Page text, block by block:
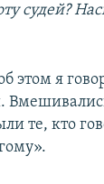
судей?
этом я
те, кто